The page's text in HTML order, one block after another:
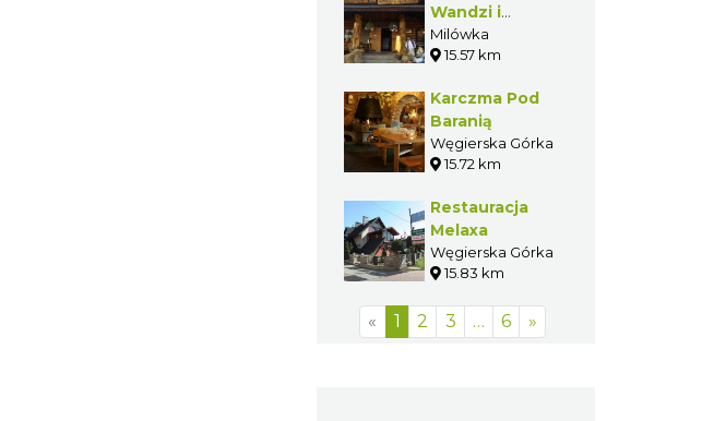
Wandzi i
Jędrusia"
Milówka
15.57 km
Karczma Pod
Baranią
Węgierska Górka
15.72 km
Restauracja
Melaxa
Węgierska Górka
15.83 km
« 1 2 3 … 6 »